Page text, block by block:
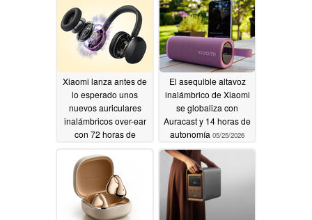
Xiaomi lanza antes de
lo esperado unos
nuevos auriculares
inalámbricos over-ear
con 72 horas de
El asequible altavoz
inalámbrico de Xiaomi
se globaliza con
Auracast y 14 horas de
autonomía 05/25/2026